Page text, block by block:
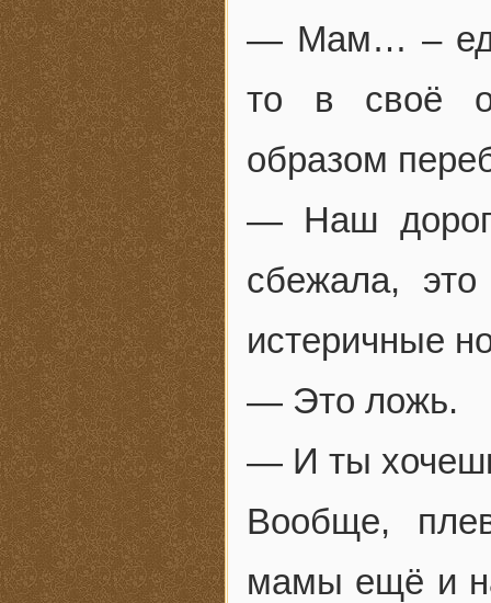
— Мам… –
то в своё
образом
— Наш
сбежала,
истеричные
— Это ложь.
— И ты
Вообще,
мамы ещё и